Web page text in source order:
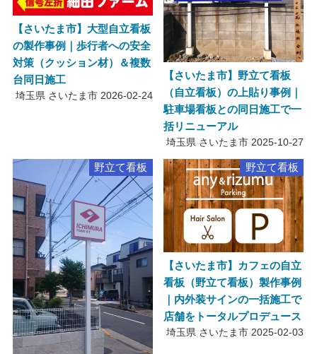
【さいたま市】大型自立看板
の製作事例｜歩行者への安全
対策（クッション材）＆複数
台同日施工
埼玉県 さいたま市 2026-02-24
【さいたま市】野立て看板
（自立看板）の上貼り事例｜
駐車場看板との同日施工で一
括リニューアル
埼玉県 さいたま市 2025-10-27
野立て看板 野立て看板
【さいたま市】カフェの自立
看板（野立て看板）製作事例
｜内外装サインの一括施工で
店舗をトータルプロデュース
埼玉県 さいたま市 2025-02-03